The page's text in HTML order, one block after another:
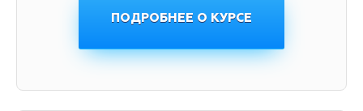
ПОДРОБНЕЕ О КУРСЕ